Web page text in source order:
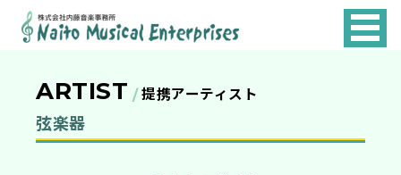
ENTERPRISES
ARTIST 提携アーティスト
弦楽器